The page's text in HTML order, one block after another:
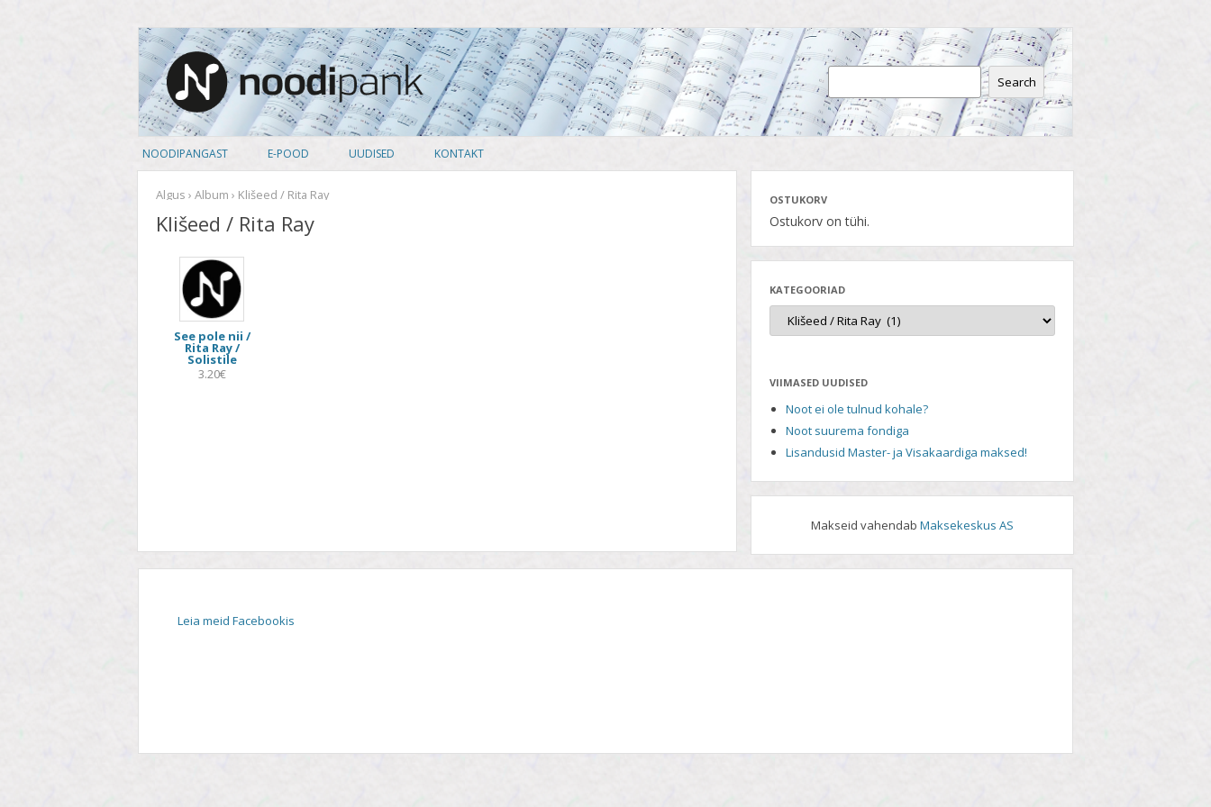
Noodipank
noodipank.ee
Search
content
NOODIPANGAST
TUTVUSTUS
KASUTAJA LEPING
KUIDAS NOOTI OSTA
PRIVAATSUSPOLIITIKA
E-POOD
AUTORID
UUDISED KONTAKT
Algus › Album › Klišeed / Rita Ray
Klišeed / Rita Ray
See pole nii /
Rita Ray /
Solistile
3.20€
OSTUKORV
Ostukorv on tühi.
KATEGOORIAD
VIIMASED UUDISED
Noot ei ole tulnud kohale?
Noot suurema fondiga
Lisandusid Master- ja Visakaardiga maksed!
Makseid vahendabMaksekeskus AS
Leia meid Facebookis